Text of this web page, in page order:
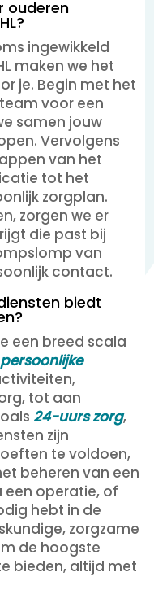
ouderen
ingewikkeld
maken we het
je. Begin met het
voor een
samen jouw
Vervolgens
van het
tot het
zorgplan.
zorgen we er
die past bij
van
contact.
biedt
een breed scala
persoonlijke
tot aan
24-uurs zorg,
zijn
te voldoen,
beheren van een
een operatie, of
hebt in de
zorgzame
de hoogste
bieden, altijd met